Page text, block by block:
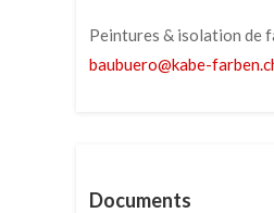
Peintures & isolation de
baubuero@kabe-farben.
Documents